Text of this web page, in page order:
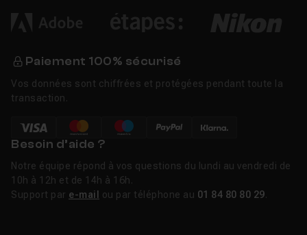
Paiement 100% sécurisé
Vos données sont chiffrées et protégées pendant toute la
transaction.
Besoin d’aide ?
Notre équipe répond à vos questions du lundi au vendredi de
10h à 12h et de 14h à 16h.
Support par e-mail ou par téléphone au 01 84 80 80 29